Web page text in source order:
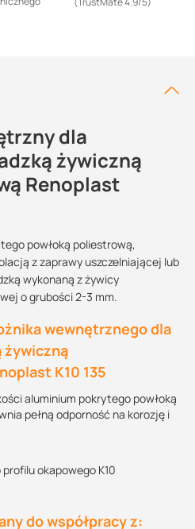
dla
żywiczną
Renoplast
powłoką poliestrową,
z zaprawy uszczelniającej lub
wykonaną z żywicy
o grubości 2-3 mm.
wewnętrznego dla
żywiczną
K10 135
aluminium pokrytego powłoką
pełną odporność na korozję i
okapowego K10
do współpracy z: